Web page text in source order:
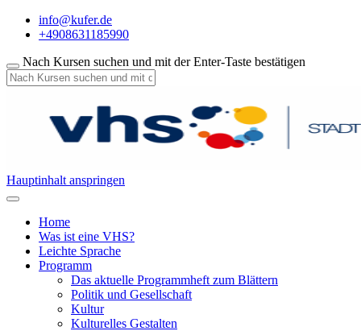
info@kufer.de
+4908631185990
Nach Kursen suchen und mit der Enter-Taste bestätigen
Hauptinhalt anspringen
Home
Was ist eine VHS?
Leichte Sprache
Programm
Das aktuelle Programmheft zum Blättern
Politik und Gesellschaft
Kultur
Kulturelles Gestalten